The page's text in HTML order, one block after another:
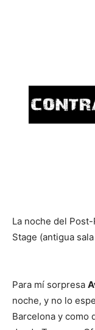
La noche del
Stage (antigua
Para mí sorpresa
noche, y no lo
Barcelona y como